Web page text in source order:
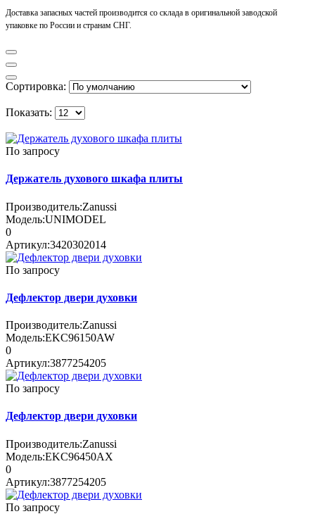
Доставка запасных частей производится со склада в оригинальной заводской
упаковке по России и странам СНГ.
Сортировка:
Показать:
По запросу
Держатель духового шкафа плиты
Производитель:Zanussi
Модель:UNIMODEL
0
Артикул:3420302014
По запросу
Дефлектор двери духовки
Производитель:Zanussi
Модель:EKC96150AW
0
Артикул:3877254205
По запросу
Дефлектор двери духовки
Производитель:Zanussi
Модель:EKC96450AX
0
Артикул:3877254205
По запросу